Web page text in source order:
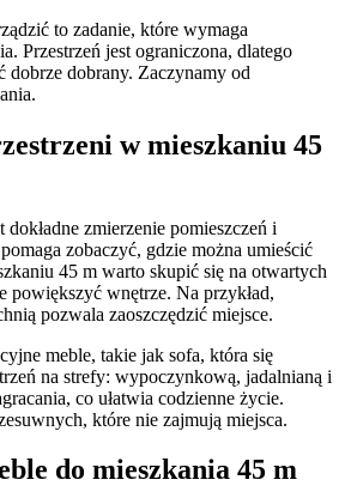
to zadanie, które wymaga
Przestrzeń jest ograniczona, dlatego
dobrze dobrany. Zaczynamy od
w mieszkaniu 45
zmierzenie pomieszczeń i
zobaczyć, gdzie można umieścić
45 m warto skupić się na otwartych
powiększyć wnętrze. Na przykład,
pozwala zaoszczędzić miejsce.
meble, takie jak sofa, która się
na strefy: wypoczynkową, jadalnianą i
co ułatwia codzienne życie.
które nie zajmują miejsca.
do mieszkania 45 m